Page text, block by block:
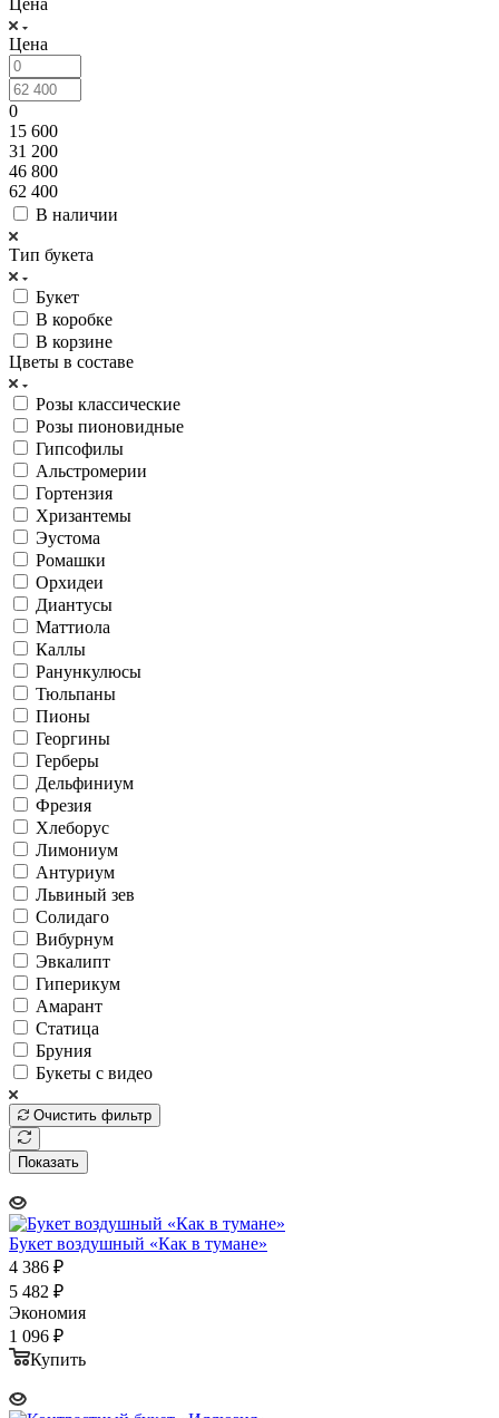
Цена
0
15 600
31 200
46 800
62 400
В наличии
Тип букета
Букет
В коробке
В корзине
Цветы в составе
Розы классические
Розы пионовидные
Гипсофилы
Альстромерии
Гортензия
Хризантемы
Эустома
Ромашки
Орхидеи
Диантусы
Маттиола
Каллы
Ранункулюсы
Тюльпаны
Пионы
Георгины
Герберы
Дельфиниум
Фрезия
Хлеборус
Лимониум
Антуриум
Львиный зев
Солидаго
Вибурнум
Эвкалипт
Гиперикум
Амарант
Статица
Бруния
Букеты с видео
Очистить фильтр
Показать
Букет воздушный «Как в тумане»
4 386 ₽
5 482 ₽
Экономия
1 096 ₽
Купить